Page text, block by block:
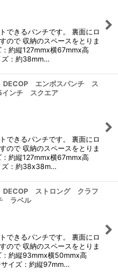
できるパンチです。 裏面にロ
ので 収納のスペースをとりま
約縦127mmx横67mmx高
ズ：約38mm…
DECOP エンボスパンチ ス
インチ スクエア
できるパンチです。 裏面にロ
ので 収納のスペースをとりま
約縦127mmx横67mmx高
ズ：約38x38m…
DECOP ストロング クラフ
ラベル
できるパンチです。 裏面にロ
ので 収納のスペースをとりま
：約縦93mmx横50mmx高
イズ：約縦97mm…